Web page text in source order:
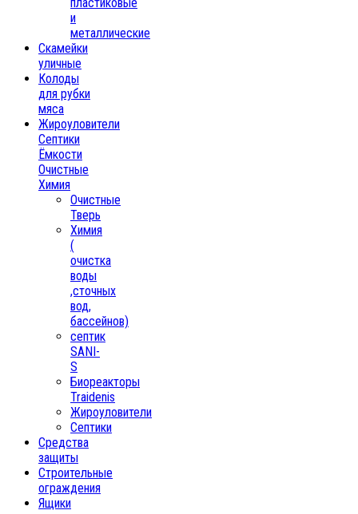
и
металлические
Скамейки
уличные
Колоды
для рубки
мяса
Жироуловители
Септики
Ёмкости
Очистные
Химия
Очистные
Тверь
Химия
(
очистка
воды
,сточных
вод,
бассейнов)
септик
SANI-
S
Биореакторы
Traidenis
Жироуловители
Септики
Средства
защиты
Строительные
ограждения
Ящики